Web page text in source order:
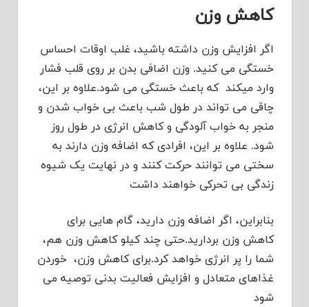
کاهش وزن
اگر افزایش وزن داشته باشید، غلب اوقات احساس
خستگی می کنید. وزن اضافی بدن بر روی قلب فشار
وارد میکند که باعث خستگی می شود.علاوه بر این،
چاقی می تواند در طول شب باعث بی خواب شدن و
منجر به خواب آلودگی و کاهش انرژی در طول روز
شود. علاوه بر این، افرادی که اضافه وزن دارند به
سختی می توانند حرکت کنند و در نهایت یک شیوه
زندگی بی تحرکی خواهند داشت
بنابراین، اگر اضافه وزن دارید، گام هایی برای
کاهش وزن بردارید.حتی چند کیلو کاهش وزن هم،
شما را پر انرژی خواهد کرد.برای کاهش وزن، خوردن
غذاهای متعادل و افزایش فعالیت بدنی توصیه می
شود